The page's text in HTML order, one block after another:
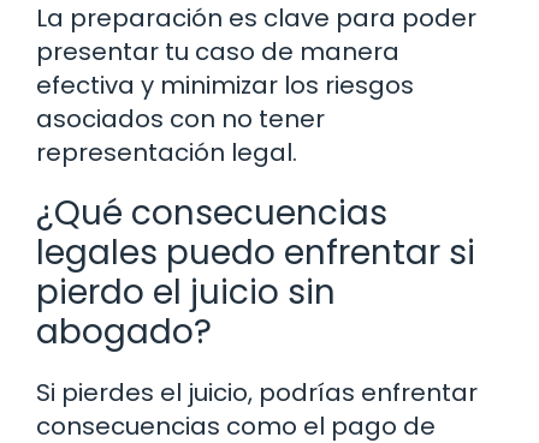
La preparación es clave para poder
presentar tu caso de manera
efectiva y minimizar los riesgos
asociados con no tener
representación legal.
¿Qué consecuencias
legales puedo enfrentar si
pierdo el juicio sin
abogado?
Si pierdes el juicio, podrías enfrentar
consecuencias como el pago de